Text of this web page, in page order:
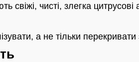
свіжі, чисті, злегка цитрусові
а не тільки перекривати